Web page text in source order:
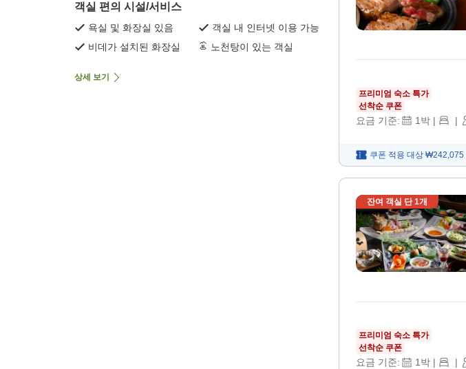
객실 편의 시설/서비스
욕실 및 화장실 있음
객실 내 인터넷 이용 가능
비데가 설치된 화장실
노천탕이 있는 객실
상세 보기
프리미엄 숙소 특가
선착순 쿠폰
요금 기준: 1박 | |
쿠폰 적용 대상 ₩242,075
잔여 객실 단1개
프리미엄 숙소 특가
선착순 쿠폰
요금 기준: 1박 | |